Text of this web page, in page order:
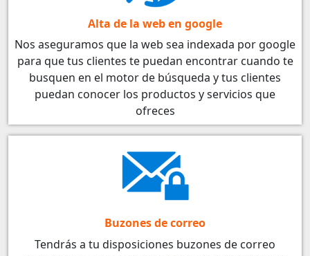
Alta de la web en google
Nos aseguramos que la web sea indexada por google
para que tus clientes te puedan encontrar cuando te
busquen en el motor de búsqueda y tus clientes
puedan conocer los productos y servicios que
ofreces
Buzones de correo
Tendrás a tu disposiciones buzones de correo